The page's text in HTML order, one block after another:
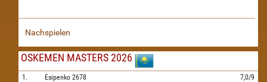
Nachspielen
OSKEMEN MASTERS 2026
1. Esipenko 2678
7,0/9